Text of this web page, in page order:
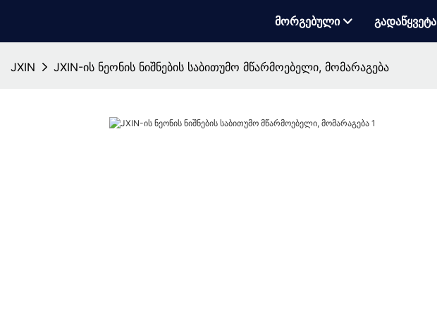
Მორგებული Გადაწყვეტა
JXIN JXIN-ის ნეონის ნიშნების საბითუმო მწარმოებელი, მომარაგება